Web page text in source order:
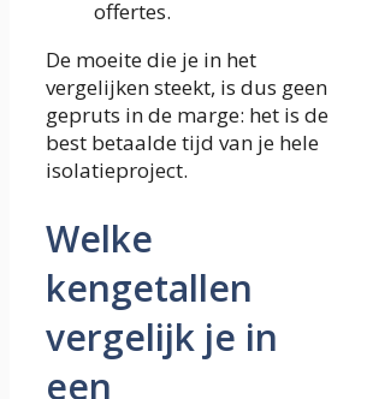
offertes.
De moeite die je in het
vergelijken steekt, is dus geen
gepruts in de marge: het is de
best betaalde tijd van je hele
isolatieproject.
Welke
kengetallen
vergelijk je in
een